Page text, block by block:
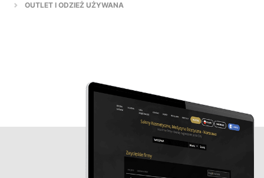
OUTLET I ODZIEŻ UŻYWANA